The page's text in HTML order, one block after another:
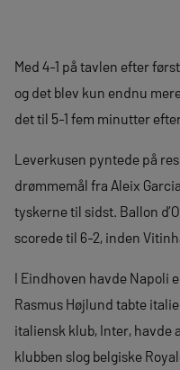
Med 4-1 på tavlen efter
og det blev kun endnu
det til 5-1 fem minutter
Leverkusen pyntede på
drømmemål fra Aleix
tyskerne til sidst. Ballon
scorede til 6-2, inden
I Eindhoven havde Napoli
Rasmus Højlund tabte
italiensk klub, Inter, havde
klubben slog belgiske